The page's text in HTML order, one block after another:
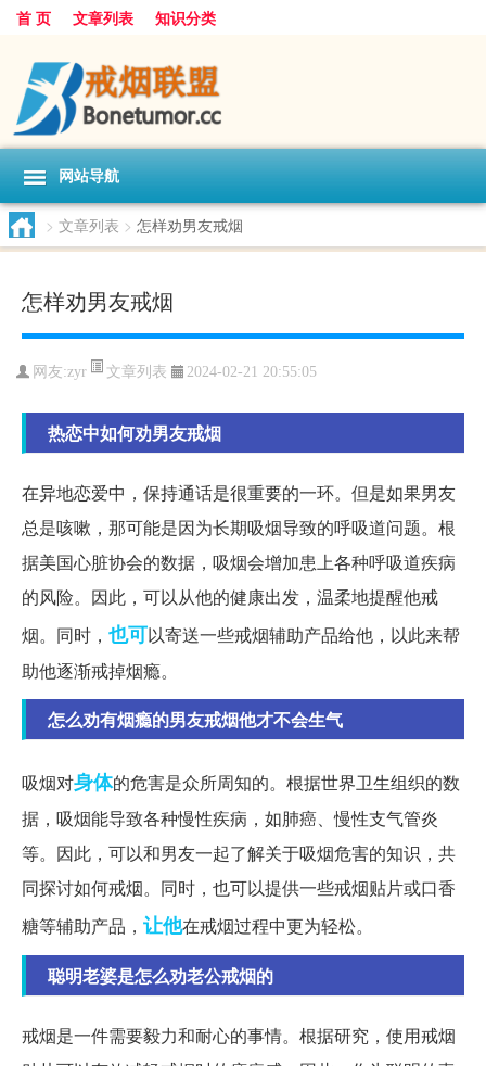
首 页 文章列表 知识分类
网站导航
> 文章列表 > 怎样劝男友戒烟
怎样劝男友戒烟
网友:zyr 文章列表 2024-02-21 20:55:05
热恋中如何劝男友戒烟
在异地恋爱中，保持通话是很重要的一环。但是如果男友
总是咳嗽，那可能是因为长期吸烟导致的呼吸道问题。根
据美国心脏协会的数据，吸烟会增加患上各种呼吸道疾病
的风险。因此，可以从他的健康出发，温柔地提醒他戒
烟。同时， 也可以寄送一些戒烟辅助产品给他，以此来帮
助他逐渐戒掉烟瘾。
怎么劝有烟瘾的男友戒烟他才不会生气
吸烟对身体的危害是众所周知的。根据世界卫生组织的数
据，吸烟能导致各种慢性疾病，如肺癌、慢性支气管炎
等。因此，可以和男友一起了解关于吸烟危害的知识，共
同探讨如何戒烟。同时，也可以提供一些戒烟贴片或口香
糖等辅助产品， 让他在戒烟过程中更为轻松。
聪明老婆是怎么劝老公戒烟的
戒烟是一件需要毅力和耐心的事情。根据研究，使用戒烟